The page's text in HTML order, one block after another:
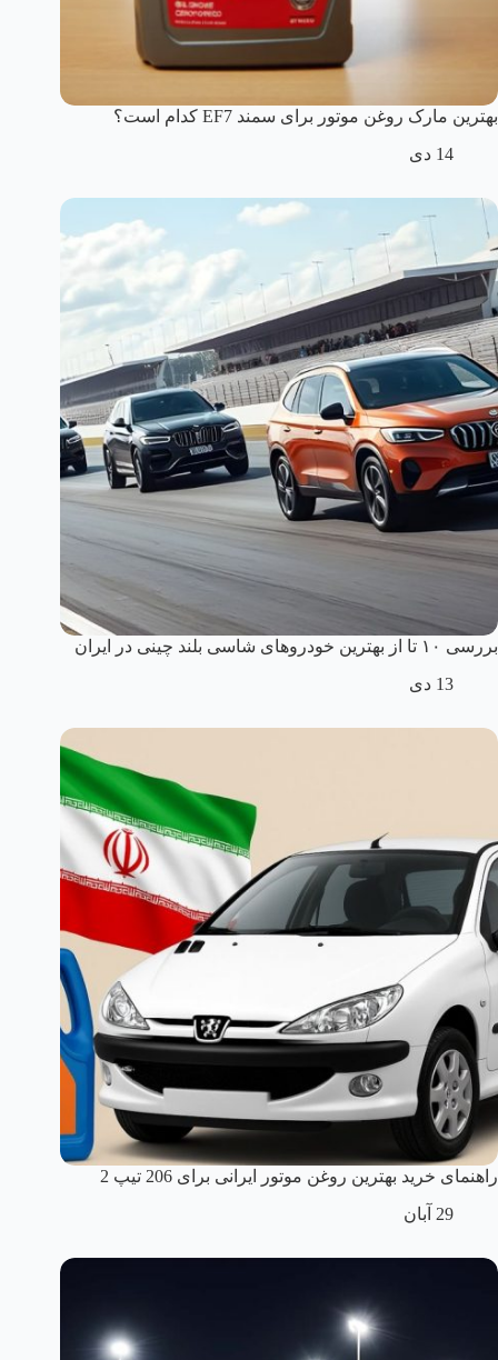
بهترین مارک روغن موتور برای سمند EF7 کدام است؟
14 دی
بررسی ۱۰ تا از بهترین خودروهای شاسی بلند چینی در ایران
13 دی
راهنمای خرید بهترین روغن موتور ایرانی برای 206 تیپ 2
29 آبان